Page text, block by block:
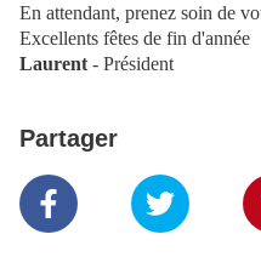
En attendant, prenez soin de
Excellents fêtes de fin d'année
Laurent - Président
Partager